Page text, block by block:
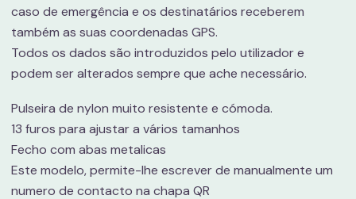
caso de emergência e os destinatários receberem
também as suas coordenadas GPS.
Todos os dados são introduzidos pelo utilizador e
podem ser alterados sempre que ache necessário.
Pulseira de nylon muito resistente e cómoda.
13 furos para ajustar a vários tamanhos
Fecho com abas metalicas
Este modelo, permite-lhe escrever de manualmente um
numero de contacto na chapa QR